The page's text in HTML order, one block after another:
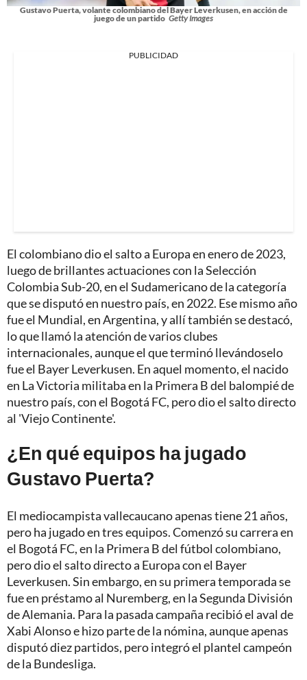
Gustavo Puerta, volante colombiano del Bayer Leverkusen, en acción de
juego de un partido Getty Images
PUBLICIDAD
El colombiano dio el salto a Europa en enero de 2023,
luego de brillantes actuaciones con la Selección
Colombia Sub-20, en el Sudamericano de la categoría
que se disputó en nuestro país, en 2022. Ese mismo año
fue el Mundial, en Argentina, y allí también se destacó,
lo que llamó la atención de varios clubes
internacionales, aunque el que terminó llevándoselo
fue el Bayer Leverkusen. En aquel momento, el nacido
en La Victoria militaba en la Primera B del balompié de
nuestro país, con el Bogotá FC, pero dio el salto directo
al 'Viejo Continente'.
¿En qué equipos ha jugado
Gustavo Puerta?
El mediocampista vallecaucano apenas tiene 21 años,
pero ha jugado en tres equipos. Comenzó su carrera en
el Bogotá FC, en la Primera B del fútbol colombiano,
pero dio el salto directo a Europa con el Bayer
Leverkusen. Sin embargo, en su primera temporada se
fue en préstamo al Nuremberg, en la Segunda División
de Alemania. Para la pasada campaña recibió el aval de
Xabi Alonso e hizo parte de la nómina, aunque apenas
disputó diez partidos, pero integró el plantel campeón
de la Bundesliga.